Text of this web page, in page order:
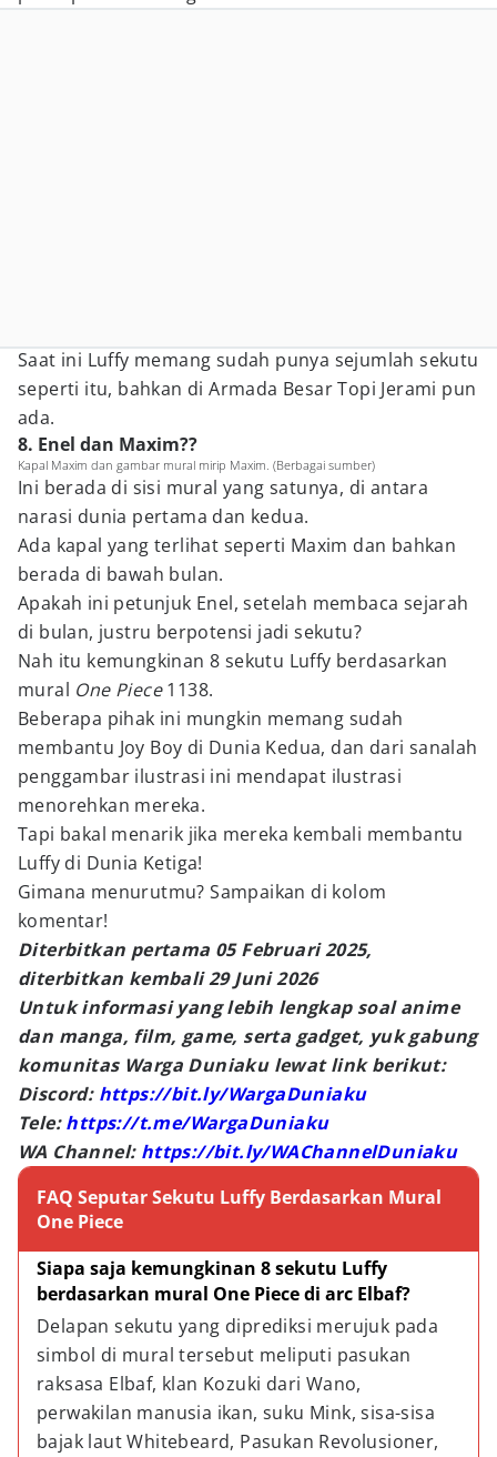
Saat ini Luffy memang sudah punya sejumlah sekutu
seperti itu, bahkan di Armada Besar Topi Jerami pun
ada.
8. Enel dan Maxim??
Kapal Maxim dan gambar mural mirip Maxim. (Berbagai sumber)
Ini berada di sisi mural yang satunya, di antara
narasi dunia pertama dan kedua.
Ada kapal yang terlihat seperti Maxim dan bahkan
berada di bawah bulan.
Apakah ini petunjuk Enel, setelah membaca sejarah
di bulan, justru berpotensi jadi sekutu?
Nah itu kemungkinan 8 sekutu Luffy berdasarkan
mural One Piece1138.
Beberapa pihak ini mungkin memang sudah
membantu Joy Boy di Dunia Kedua, dan dari sanalah
penggambar ilustrasi ini mendapat ilustrasi
menorehkan mereka.
Tapi bakal menarik jika mereka kembali membantu
Luffy di Dunia Ketiga!
Gimana menurutmu? Sampaikan di kolom
komentar!
Diterbitkan pertama 05 Februari 2025,
diterbitkan kembali 29 Juni 2026
Untuk informasi yang lebih lengkap soal anime
dan manga, film, game, serta gadget, yuk gabung
komunitas Warga Duniaku lewat link berikut:
Discord: https://bit.ly/WargaDuniaku
Tele:https://t.me/WargaDuniaku
WA Channel: https://bit.ly/WAChannelDuniaku
FAQ Seputar Sekutu Luffy Berdasarkan Mural
One Piece
Siapa saja kemungkinan 8 sekutu Luffy
berdasarkan mural One Piece di arc Elbaf?
Delapan sekutu yang diprediksi merujuk pada
simbol di mural tersebut meliputi pasukan
raksasa Elbaf, klan Kozuki dari Wano,
perwakilan manusia ikan, suku Mink, sisa-sisa
bajak laut Whitebeard, Pasukan Revolusioner,